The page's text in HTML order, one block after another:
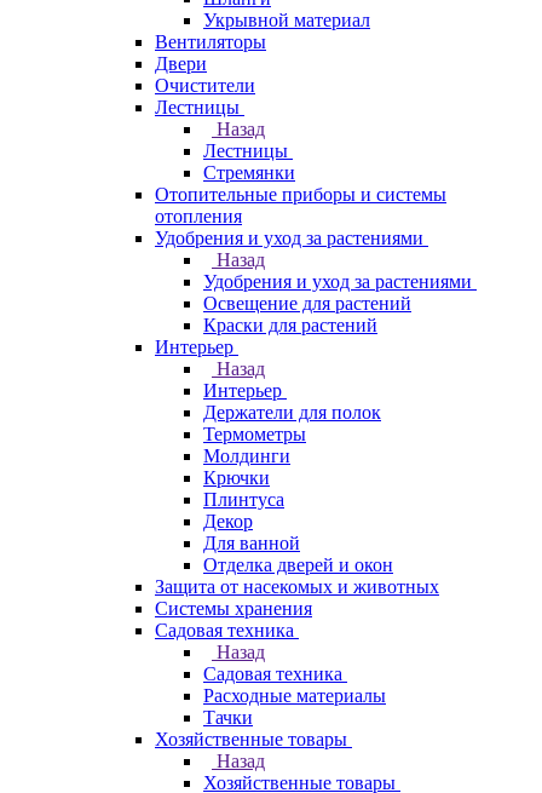
Укрывной материал
Вентиляторы
Двери
Очистители
Лестницы
Назад
Лестницы
Стремянки
Отопительные приборы и системы
отопления
Удобрения и уход за растениями
Назад
Удобрения и уход за растениями
Освещение для растений
Краски для растений
Интерьер
Назад
Интерьер
Держатели для полок
Термометры
Молдинги
Крючки
Плинтуса
Декор
Для ванной
Отделка дверей и окон
Защита от насекомых и животных
Системы хранения
Садовая техника
Назад
Садовая техника
Расходные материалы
Тачки
Хозяйственные товары
Назад
Хозяйственные товары